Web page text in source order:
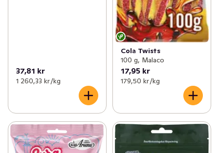
37,81 kr
1 260,33 kr /kg
Cola Twists
100 g, Malaco
17,95 kr
179,50 kr /kg